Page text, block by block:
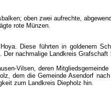
oben zwei aufrechte,
rote Münzen.
Diese führten in goldenem
nachmalige Landkreis
Vilsen, deren
dem die Gemeinde Asendorf
zum Landkreis Diepholz hin.